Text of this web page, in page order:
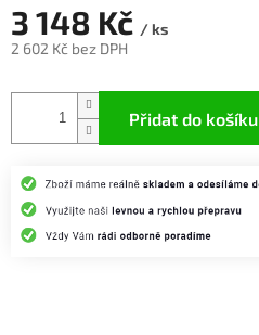
3 148 Kč / ks
2 602 Kč bez DPH
cena:
Přidat do košíku